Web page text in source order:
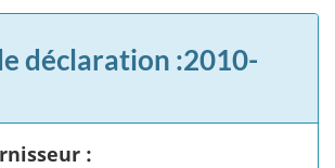
déclaration :2010-
: